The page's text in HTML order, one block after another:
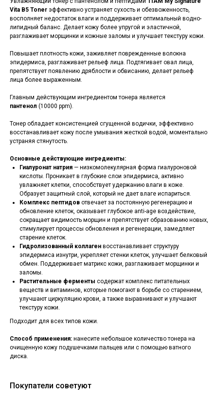
Vita B5 Toner эффективно устраняет сухость и обезвоженность,
восполняет недостаток влаги и поддерживает оптимальный водно-
липидный баланс. Делает кожу более упругой и эластичной,
разглаживает морщинки и кожные заломы и улучшает текстуру кожи.
Повышает плотность кожи, заживляет поврежденные волокна
эпидермиса, разглаживает рельеф лица. Подтягивает овал лица,
препятствует появлению дряблости и обвисанию, делает рельеф
лица более выраженным.
Главным действующим ингредиентом тонера является
пантенол (10000 ppm).
Тонер обладает консистенцией сгущенной водички, эффективно
восстанавливает кожу после умывания жесткой водой, моментально
устраняя стянутость.
Основные действующие ингредиенты:
Гиалуронат натрия — низкомолекулярная форма гиалуроновой
кислоты. Проникает в глубокие слои эпидермиса, активно
увлажняет клетки, способствует удержанию влаги в коже.
Образует защитный слой, который не дает влаге испариться.
Комплекс пептидов отвечает за постоянную регенерацию и
обновление клеток, оказывает глубокое anti-age воздействие,
сокращает видимость морщин и препятствует образованию новых,
стимулирует процессы обновления и регенерации, замедляет
старение клеток.
Гидролизованный коллаген восстанавливает структуру
эпидермиса изнутри, укрепляет стенки клеток, улучшает белковый
обмен. Поддерживает матрикс кожи, разглаживает морщинки и
заломы.
Растительные ферменты содержат комплекс питательных
веществ и витаминов, которые помогают в борьбе со старением,
улучшают циркуляцию крови, а также выравнивают и улучшают
текстуру кожи.
Подходит для всех типов кожи.
Способ применения: нанесите небольшое количество тонера на
очищенную кожу подушечками пальцев или с помощью ватного
диска.
Покупатели советуют